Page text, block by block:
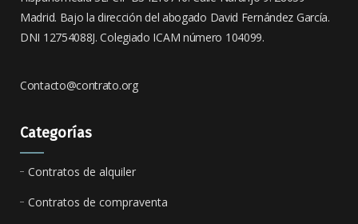
Madrid. Bajo la dirección del abogado David Fernández García.
DNI 12754088J. Colegiado ICAM número 104099.
Contacto@contrato.org
Categorías
Contratos de alquiler
Contratos de compraventa